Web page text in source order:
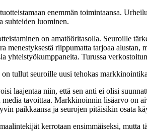
enemmän toimintaansa.
suhteiden luominen.
on amatööritasolla. Seuroille
menestyksestä riippumatta tarjoaa
yhteistyökumppaneita. Turussa
on tullut seuroille uusi tehokas
laajentaa niin, että sen anti ei olisi
media tavoittaa. Markkinoinnin lisäarvo on
paikkaansa ja seurojen pitäisikin osata
kerrotaan ensimmäiseksi,